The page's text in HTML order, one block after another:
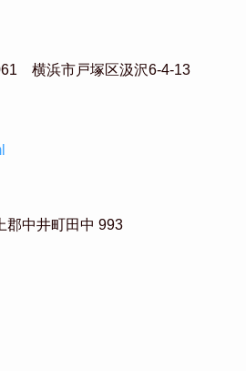
横浜市戸塚区汲沢6-4-13
中井町田中 993